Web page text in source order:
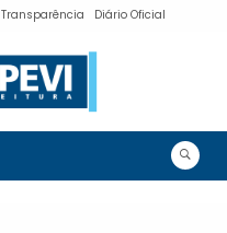
Transparência Diário Oficial